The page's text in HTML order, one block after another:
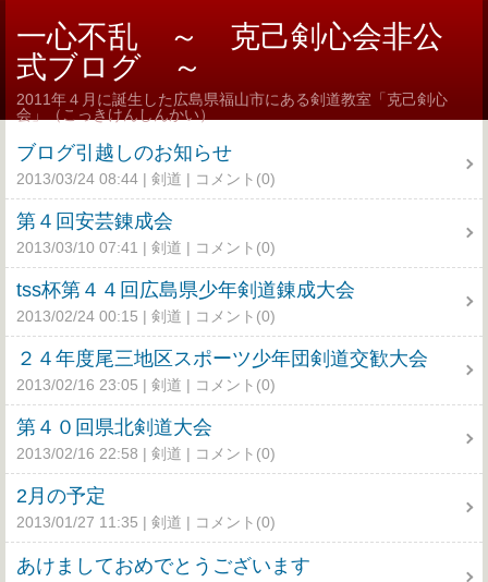
一心不乱 ～ 克己剣心会非公
式ブログ ～
2011年４月に誕生した広島県福山市にある剣道教室「克己剣心
会」（こっきけんしんかい）
ブログ引越しのお知らせ
2013/03/24 08:44 剣道 コメント(0)
第４回安芸錬成会
2013/03/10 07:41 剣道 コメント(0)
tss杯第４４回広島県少年剣道錬成大会
2013/02/24 00:15 剣道 コメント(0)
２４年度尾三地区スポーツ少年団剣道交歓大会
2013/02/16 23:05 剣道 コメント(0)
第４０回県北剣道大会
2013/02/16 22:58 剣道 コメント(0)
2月の予定
2013/01/27 11:35 剣道 コメント(0)
あけましておめでとうございます